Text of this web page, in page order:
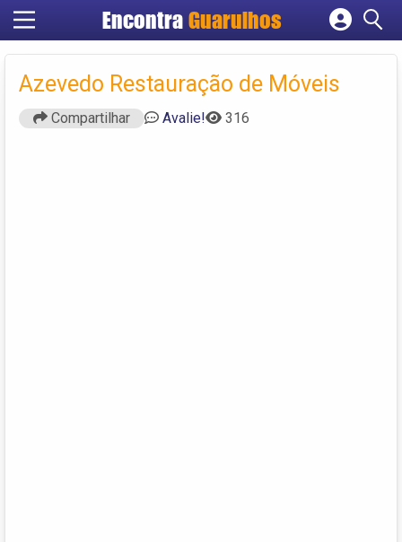
Encontra Guarulhos
Cadastrar empresa
Fazer login
Criar conta
Azevedo Restauração de Móveis
Compartilhar Avalie! 316